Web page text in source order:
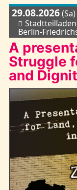
29.08.2026(Sa)
Berlin-
A
Struggle
and